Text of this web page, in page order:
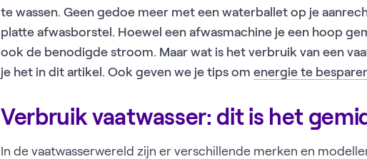
te wassen. Geen gedoe meer met een waterballet op je
platte afwasborstel. Hoewel een afwasmachine je een hoop
ook de benodigde stroom. Maar wat is het verbruik van een
je het in dit artikel. Ook geven we je tips om energie te
Verbruik vaatwasser: dit is het
In de vaatwasserwereld zijn er verschillende merken en